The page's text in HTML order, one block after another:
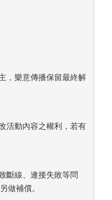
，樂意傳播保留最終解
活動內容之權利，若有
斷線、連接失敗等問
做補償。